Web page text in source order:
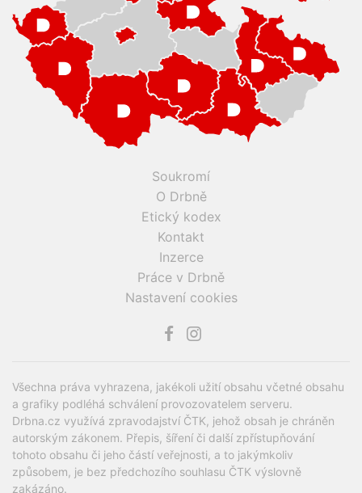
Soukromí
O Drbně
Etický kodex
Kontakt
Inzerce
Práce v Drbně
Nastavení cookies
Všechna práva vyhrazena, jakékoli užití obsahu včetné obsahu
a grafiky podléhá schválení provozovatelem serveru.
Drbna.cz využívá zpravodajství ČTK, jehož obsah je chráněn
autorským zákonem. Přepis, šíření či další zpřístupňování
tohoto obsahu či jeho částí veřejnosti, a to jakýmkoliv
způsobem, je bez předchozího souhlasu ČTK výslovně
zakázáno.